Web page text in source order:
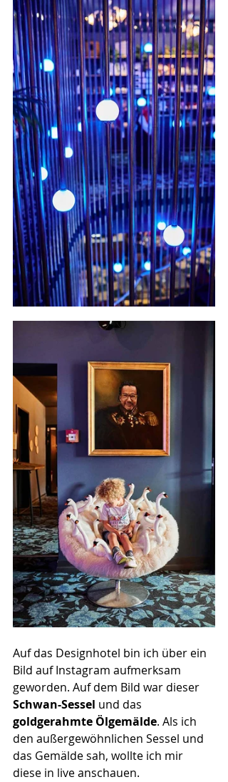
Auf das Designhotel bin ich über ein
Bild auf Instagram aufmerksam
geworden. Auf dem Bild war dieser
Schwan-Sessel und das
goldgerahmte Ölgemälde. Als ich
den außergewöhnlichen Sessel und
das Gemälde sah, wollte ich mir
diese in live anschauen.